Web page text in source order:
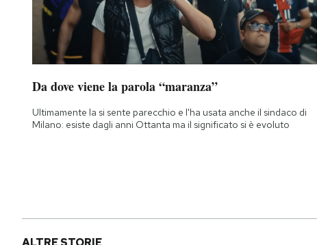
Da dove viene la parola “maranza”
Ultimamente la si sente parecchio e l'ha usata anche il sindaco di
Milano: esiste dagli anni Ottanta ma il significato si è evoluto